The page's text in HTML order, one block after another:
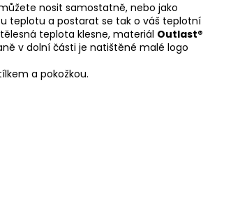
nosit samostatně, nebo jako
teplotu a postarat se tak o váš teplotní
teplota klesne, materiál Outlast®
v dolní části je natištěné malé logo
a pokožkou.